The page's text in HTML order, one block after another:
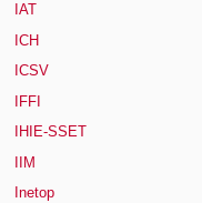
IAT
ICH
ICSV
IFFI
IHIE-SSET
IIM
Inetop